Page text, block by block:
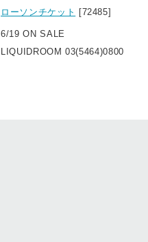
ローソンチケット [72485]
6/19 ON SALE
LIQUIDROOM 03(5464)0800